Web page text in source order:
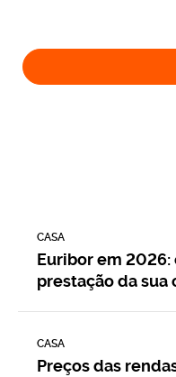
CASA
Euribor em 2026:
prestação da sua
CASA
Preços das